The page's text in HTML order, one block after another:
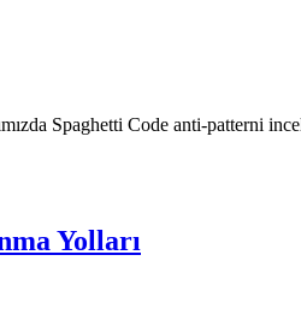
Spaghetti Code anti-patterni
Yolları